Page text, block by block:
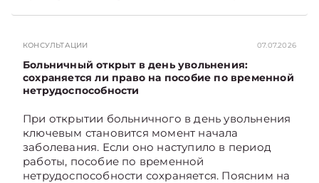
связанных с содержанием и эксплуатацией
мест общего пользования, в частности –
контрольно-­пропускного пункта? Рассмотрим
порядок их распределения. Подписывайтесь
экономике Беларуси — раньше, чем в новостях
TelegramViber
КОНСУЛЬТАЦИИ 07.07.2026
Больничный открыт в день увольнения:
сохраняется ли право на пособие по временной
нетрудоспособности
При открытии больничного в день увольнения
ключевым становится момент начала
заболевания. Если оно наступило в период
работы, пособие по временной
нетрудоспособности сохраняется. Поясним на